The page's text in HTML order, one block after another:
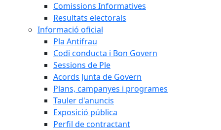
Comissions Informatives
Resultats electorals
Informació oficial
Pla Antifrau
Codi conducta i Bon Govern
Sessions de Ple
Acords Junta de Govern
Plans, campanyes i programes
Tauler d'anuncis
Exposició pública
Perfil de contractant